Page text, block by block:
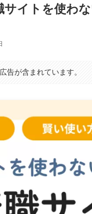
サイトを使わ
告が含まれています。